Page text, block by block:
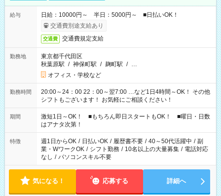
給与
日給：10000円～ 半日：5000円～ ■日払いOK！
交通費別途支給あり
交通費 交通費規定支給
勤務地
東京都千代田区
秋葉原駅 / 神保町駅 / 麹町駅 / …
オフィス・学校など
勤務時間
20:00～24：00 22：00～翌7:00 …など1日4時間～OK！ その他
シフトもございます！ お気軽にご相談ください！
期間
激短1日～OK！ ■もちろん即日スタートもOK！ ■曜日・日数
はアナタ次第！
特徴 週1日からOK / 日払いOK / 履歴書不要 / 40～50代活躍中 / 副
業・WワークOK / シフト勤務 / 10名以上の大量募集 / 電話対応
なし / パソコンスキル不要
気になる！ 応募する 詳細へ